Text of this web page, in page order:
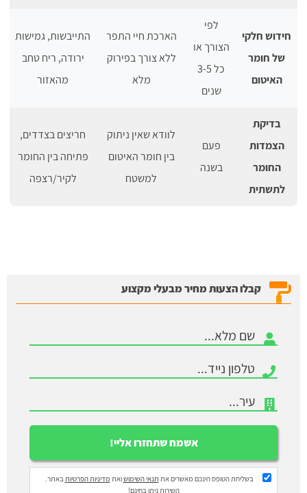
חידוש חלקי
של חומר
האיטום
לפי
הצורך או
כל 3-5
שנים
הארכת חיי התפר
ללא צורך בפירוק
מלא
התייבשות, גמישות
ירודה, ריח טחב
מהאזור
בדיקת
הצמדות
החומר
לתשתית
פעם
בשנה
לוודא שאין ניתוק
בין חומר האיטום
למשטח
חריצים בצדדים,
פתיחה בין החומר
לקיר/רצפה
קבלו הצעות מחיר מבעלי מקצוע
בשליחת הטופס הינכם מאשרים את תנאי השימושואת מדיניות הפרטיות באתר.
השירות ניתן בחינם!